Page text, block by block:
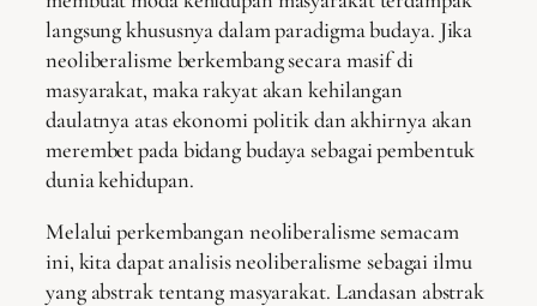
langsung khususnya dalam paradigma budaya. Jika
neoliberalisme berkembang secara masif di
masyarakat, maka rakyat akan kehilangan
daulatnya atas ekonomi politik dan akhirnya akan
merembet pada bidang budaya sebagai pembentuk
dunia kehidupan.
Melalui perkembangan neoliberalisme semacam
ini, kita dapat analisis neoliberalisme sebagai ilmu
yang abstrak tentang masyarakat. Landasan abstrak